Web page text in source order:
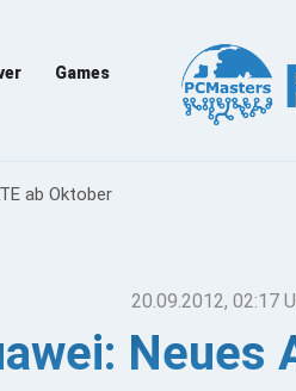
Games
ab Oktober
20.09.2012, 02:17
Neues